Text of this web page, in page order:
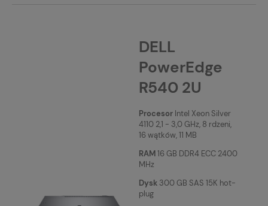
DELL
PowerEdge
R540 2U
Procesor Intel Xeon Silver
4110 2,1 - 3,0 GHz, 8 rdzeni,
16 wątków, 11 MB
RAM16 GB DDR4 ECC 2400
MHz
Dysk 300 GB SAS 15K hot-
plug